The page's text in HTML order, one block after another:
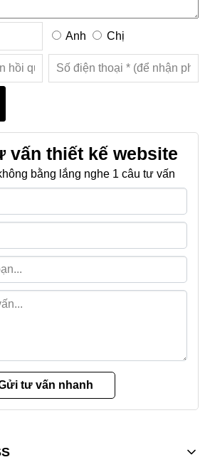
Anh Chị
vấn thiết kế website
bằng lắng nghe 1 câu tư vấn